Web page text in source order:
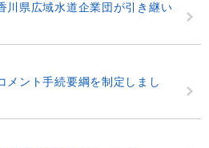
川県広域水道企業団が引き継い
メント手続要綱を制定しまし